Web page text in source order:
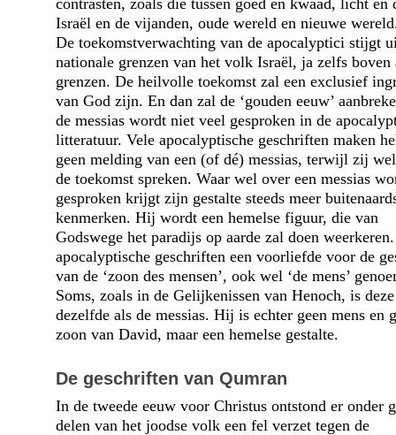
Israël en de vijanden, oude wereld en nieuwe
De toekomstverwachting van de apocalyptici stijgt
nationale grenzen van het volk Israël, ja zelfs boven
grenzen. De heilvolle toekomst zal een exclusief
van God zijn. En dan zal de ‘gouden eeuw’
de messias wordt niet veel gesproken in de
litteratuur. Vele apocalyptische geschriften maken
geen melding van een (of dé) messias, terwijl zij
de toekomst spreken. Waar wel over een messias
gesproken krijgt zijn gestalte steeds meer
kenmerken. Hij wordt een hemelse figuur, die van
Godswege het paradijs op aarde zal doen
apocalyptische geschriften een voorliefde voor de
van de ‘zoon des mensen’, ook wel ‘de mens’
Soms, zoals in de Gelijkenissen van Henoch, is
dezelfde als de messias. Hij is echter geen mens en
zoon van David, maar een hemelse gestalte.
De geschriften van Qumran
In de tweede eeuw voor Christus ontstond er onder
delen van het joodse volk een fel verzet tegen de